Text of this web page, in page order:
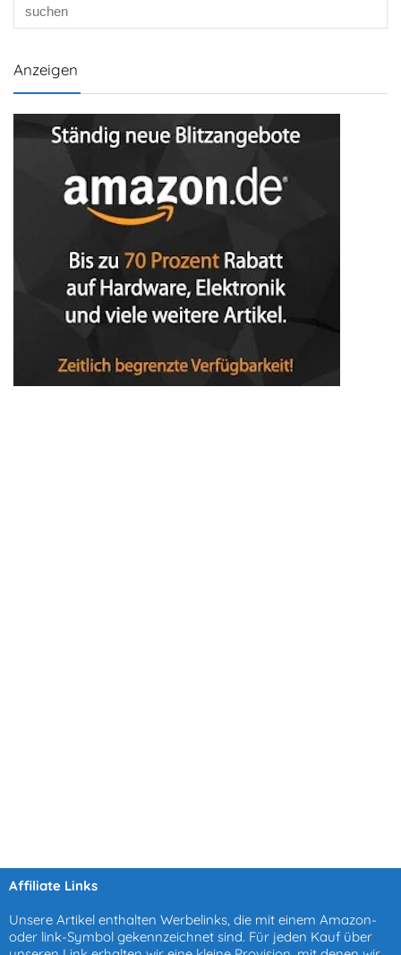
Anzeigen
Affiliate Links
Unsere Artikel enthalten Werbelinks, die mit einem Amazon-
oder link-Symbol gekennzeichnet sind. Für jeden Kauf über